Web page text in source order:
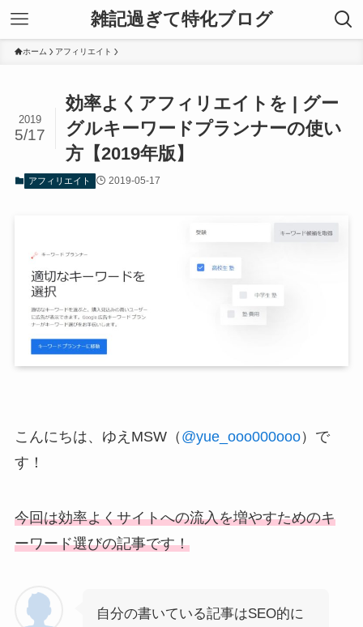
雑記過ぎて特化ブログ
ホーム アフィリエイト
効率よくアフィリエイトを | グー
グルキーワードプランナーの使い
方【2019年版】
2019
5/17
アフィリエイト 2019-05-17
こんにちは、ゆえMSW（ @yue_ooo000ooo）で
す！
今回は効率よくサイトへの流入を増やすためのキ
ーワード選びの記事です！
自分の書いている記事はSEO的に